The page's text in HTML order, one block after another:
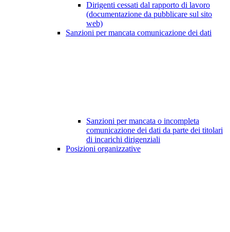
Dirigenti cessati dal rapporto di lavoro
(documentazione da pubblicare sul sito
web)
Sanzioni per mancata comunicazione dei dati
Sanzioni per mancata o incompleta
comunicazione dei dati da parte dei titolari
di incarichi dirigenziali
Posizioni organizzative